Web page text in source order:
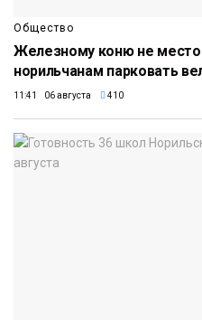
Общество
Железному коню не место
норильчанам парковать
11:41 06 августа 410